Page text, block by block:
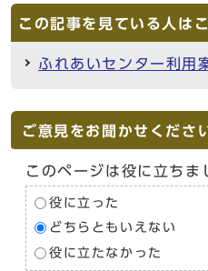
この記事を見ている人は
ふれあいセンター利用
ご意見をお聞かせくださ
このページは役に立ちま
役に立った
どちらともいえない
役に立たなかった